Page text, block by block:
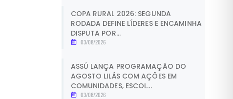
COPA RURAL 2026: SEGUNDA
RODADA DEFINE LÍDERES E ENCAMINHA
DISPUTA POR...
03/08/2026
ASSÚ LANÇA PROGRAMAÇÃO DO
AGOSTO LILÁS COM AÇÕES EM
COMUNIDADES, ESCOL...
03/08/2026